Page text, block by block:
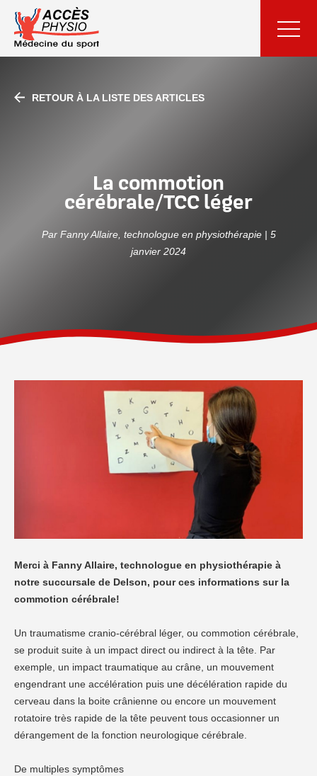
RETOUR À LA LISTE DES ARTICLES
La commotion
cérébrale/TCC léger
Par Fanny Allaire, technologue en physiothérapie | 5
janvier 2024
Merci à Fanny Allaire, technologue en physiothérapie à
notre succursale de Delson, pour ces informations sur la
commotion cérébrale!
Un traumatisme cranio-cérébral léger, ou commotion cérébrale,
se produit suite à un impact direct ou indirect à la tête. Par
exemple, un impact traumatique au crâne, un mouvement
engendrant une accélération puis une décélération rapide du
cerveau dans la boite crânienne ou encore un mouvement
rotatoire très rapide de la tête peuvent tous occasionner un
dérangement de la fonction neurologique cérébrale.
De multiples symptômes